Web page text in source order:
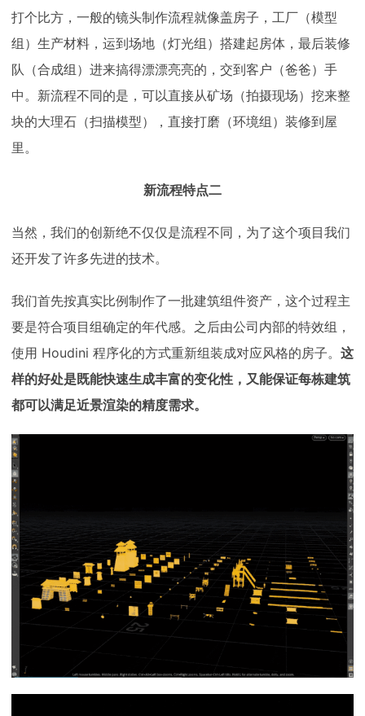
打个比方，一般的镜头制作流程就像盖房子，工厂（模型
组）生产材料，运到场地（灯光组）搭建起房体，最后装修
队（合成组）进来搞得漂漂亮亮的，交到客户（爸爸）手
中。新流程不同的是，可以直接从矿场（拍摄现场）挖来整
块的大理石（扫描模型），直接打磨（环境组）装修到屋
里。
新流程特点二
当然，我们的创新绝不仅仅是流程不同，为了这个项目我们
还开发了许多先进的技术。
我们首先按真实比例制作了一批建筑组件资产，这个过程主
要是符合项目组确定的年代感。之后由公司内部的特效组，
使用 Houdini 程序化的方式重新组装成对应风格的房子。 这
样的好处是既能快速生成丰富的变化性，又能保证每栋建筑
都可以满足近景渲染的精度需求。